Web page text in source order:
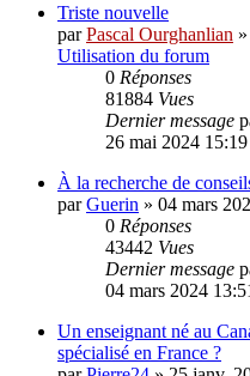
Triste nouvelle
parPascal Ourghanlian »
Utilisation du forum
0 Réponses
81884 Vues
Dernier message
26 mai 2024 15:19
À la recherche de
parGuerin » 04 mars
0 Réponses
43442 Vues
Dernier message
04 mars 2024
Un enseignant né au
spécialisé en France ?